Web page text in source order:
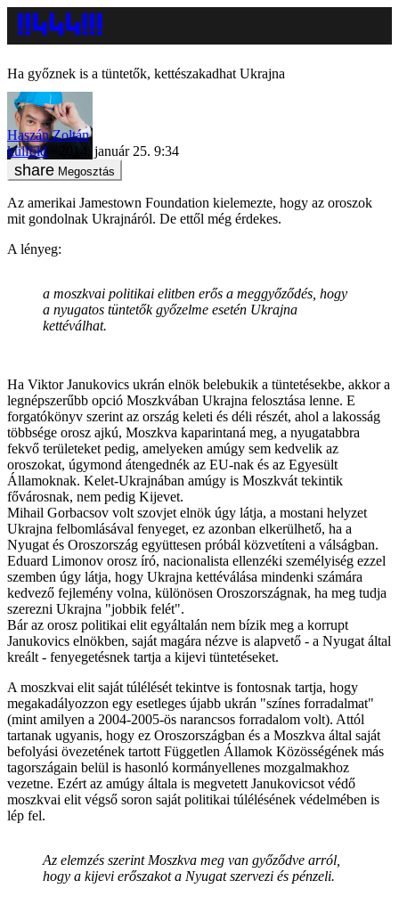
Ha győznek is a tüntetők, kettészakadhat Ukrajna
Haszán Zoltán
külföld
2014. január 25. 9:34
Megosztás
Az amerikai Jamestown Foundation kielemezte, hogy az oroszok
mit gondolnak Ukrajnáról. De ettől még érdekes.
A lényeg:
a moszkvai politikai elitben erős a meggyőződés, hogy
a nyugatos tüntetők győzelme esetén Ukrajna
kettéválhat.
Ha Viktor Janukovics ukrán elnök belebukik a tüntetésekbe, akkor a
legnépszerűbb opció Moszkvában Ukrajna felosztása lenne. E
forgatókönyv szerint az ország keleti és déli részét, ahol a lakosság
többsége orosz ajkú, Moszkva kaparintaná meg, a nyugatabbra
fekvő területeket pedig, amelyeken amúgy sem kedvelik az
oroszokat, úgymond átengednék az EU-nak és az Egyesült
Államoknak. Kelet-Ukrajnában amúgy is Moszkvát tekintik
fővárosnak, nem pedig Kijevet.
Mihail Gorbacsov volt szovjet elnök úgy látja, a mostani helyzet
Ukrajna felbomlásával fenyeget, ez azonban elkerülhető, ha a
Nyugat és Oroszország együttesen próbál közvetíteni a válságban.
Eduard Limonov orosz író, nacionalista ellenzéki személyiség ezzel
szemben úgy látja, hogy Ukrajna kettéválása mindenki számára
kedvező fejlemény volna, különösen Oroszországnak, ha meg tudja
szerezni Ukrajna "jobbik felét".
Bár az orosz politikai elit egyáltalán nem bízik meg a korrupt
Janukovics elnökben, saját magára nézve is alapvető - a Nyugat által
kreált - fenyegetésnek tartja a kijevi tüntetéseket.
A moszkvai elit saját túlélését tekintve is fontosnak tartja, hogy
megakadályozzon egy esetleges újabb ukrán "színes forradalmat"
(mint amilyen a 2004-2005-ös narancsos forradalom volt). Attól
tartanak ugyanis, hogy ez Oroszországban és a Moszkva által saját
befolyási övezetének tartott Független Államok Közösségének más
tagországain belül is hasonló kormányellenes mozgalmakhoz
vezetne. Ezért az amúgy általa is megvetett Janukovicsot védő
moszkvai elit végső soron saját politikai túlélésének védelmében is
lép fel.
Az elemzés szerint Moszkva meg van győződve arról,
hogy a kijevi erőszakot a Nyugat szervezi és pénzeli.